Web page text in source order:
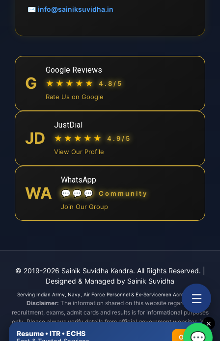
✉ info@sainiksuvidha.in
G
Google Reviews
★★★★★
4.8/5
Rate Us on Google
JD
JustDial
★★★★★
4.9/5
View Our Profile
WA
WhatsApp
💬💬💬
Community
Join Our Group
© 2019-2026 Sainik Suvidha Kendra. All Rights Reserved.
Designed & Managed by Sainik Suvidha
Serving Indian Army, Navy, Air Force Personnel & Ex-Servicemen Across India.
Disclaimer: The information shared on this website regarding
recruitment, exams, admit cards and results is for informational purposes
only. Please always verify details from official government websites. We
are not responsible for any errors or consequences arising from reliance
Resume • ITR • ECHS OPEN
✕
☰
💬